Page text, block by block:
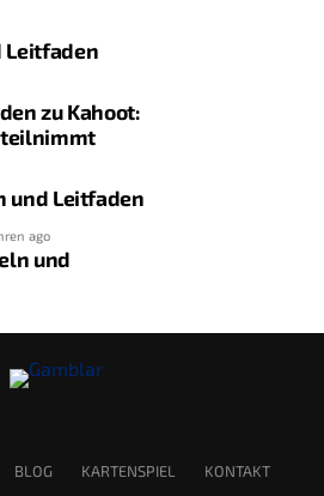
Leitfaden
zu Kahoot:
teilnimmt
und Leitfaden
ago
und
BLOG KARTENSPIEL
KONTAKT